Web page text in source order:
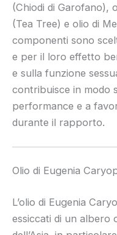
(Chiodi di Garofano),
(Tea Tree) e olio di
componenti sono
e per il loro effetto
e sulla funzione
contribuisce in modo
performance e a
durante il rapporto.
Olio di Eugenia
L’olio di Eugenia
essiccati di un albero